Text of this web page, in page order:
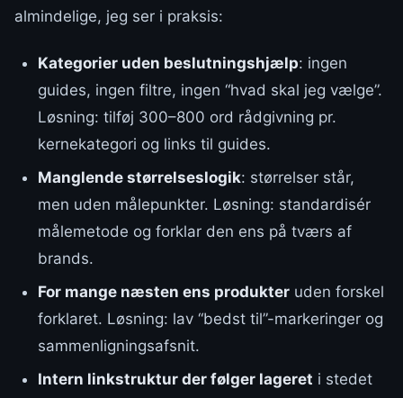
almindelige, jeg ser i praksis:
Kategorier uden beslutningshjælp: ingen
guides, ingen filtre, ingen “hvad skal jeg vælge”.
Løsning: tilføj 300–800 ord rådgivning pr.
kernekategori og links til guides.
Manglende størrelseslogik: størrelser står,
men uden målepunkter. Løsning: standardisér
målemetode og forklar den ens på tværs af
brands.
For mange næsten ens produkteruden forskel
forklaret. Løsning: lav “bedst til”-markeringer og
sammenligningsafsnit.
Intern linkstruktur der følger lageret i stedet